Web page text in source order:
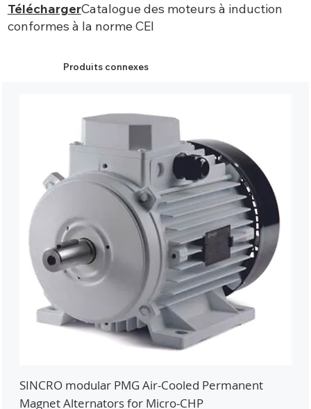
TéléchargerCatalogue des moteurs à induction
conformes à la norme CEI
Produits connexes
SINCRO modular PMG Air-Cooled Permanent
Magnet Alternators for Micro-CHP